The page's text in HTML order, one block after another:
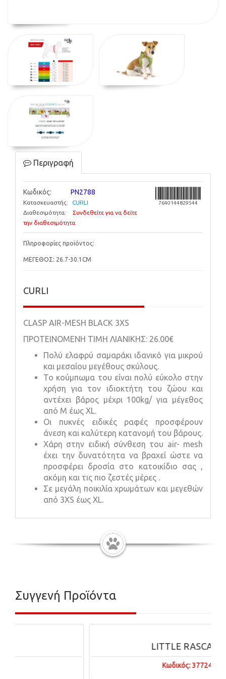
Περιγραφή
Κωδικός: PN2788
Κατασκευαστής:
CURLI
Διαθεσιμότητα:
Συνδεθείτε για να δείτε
την διαθεσιμότητα
7640144829544
Πληροφορίες προϊόντος:
ΜΕΓΕΘΟΣ: 26.7-30.1CM
CURLI
CLASP AIR-MESH BLACK 3XS
ΠΡΟΤΕΙΝΟΜΕΝΗ ΤΙΜΗ ΛΙΑΝΙΚΗΣ: 26.00€
Πολύ ελαφρύ σαμαράκι ιδανικό για μικρού
και μεσαίου μεγέθους σκύλους.
Το κούμπωμα του είναι πολύ εύκολο στην
χρήση για τον ιδιοκτήτη του ζώου και
αντέχει βάρος μέχρι 100kg/ για μέγεθος
από Μ έως XL.
Οι πυκνές ειδικές ραφές προσφέρουν
άνεση και καλύτερη κατανομή του βάρους.
Χάρη στην ειδική σύνθεση του air- mesh
έχει την δυνατότητα να βραχεί ώστε να
προσφέρει δροσία στο κατοικίδιο σας ,
ακόμη και τις πιο ζεστές μέρες .
Σε μεγάλη ποικιλία χρωμάτων και μεγεθών
από 3XS έως XL.
Συγγενή Προϊόντα
LITTLE RASCALS